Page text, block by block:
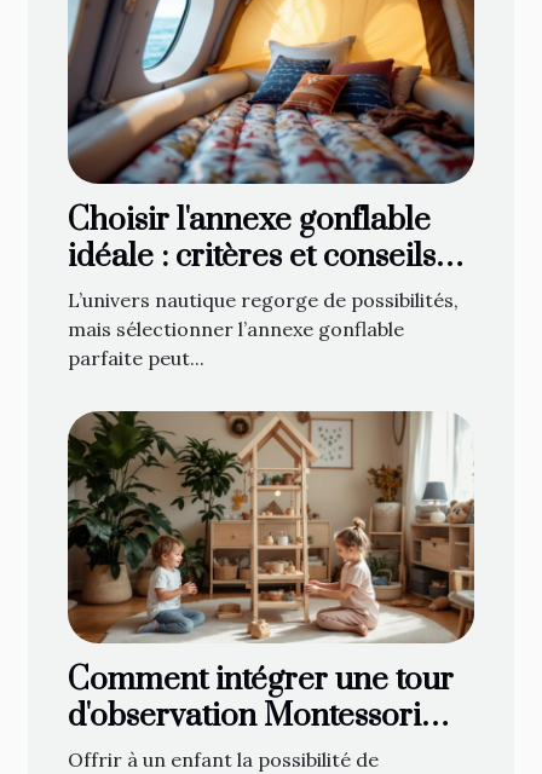
Choisir l'annexe gonflable
idéale : critères et conseils
d'achat
L’univers nautique regorge de possibilités,
mais sélectionner l’annexe gonflable
parfaite peut...
Comment intégrer une tour
d'observation Montessori
dans votre foyer
Offrir à un enfant la possibilité de